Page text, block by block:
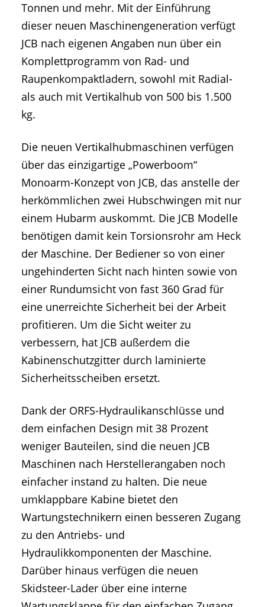
Tonnen und mehr. Mit der Einführung
dieser neuen Maschinengeneration verfügt
JCB nach eigenen Angaben nun über ein
Komplettprogramm von Rad- und
Raupenkompaktladern, sowohl mit Radial-
als auch mit Vertikalhub von 500 bis 1.500
kg.
Die neuen Vertikalhubmaschinen verfügen
über das einzigartige „Powerboom“
Monoarm-Konzept von JCB, das anstelle der
herkömmlichen zwei Hubschwingen mit nur
einem Hubarm auskommt. Die JCB Modelle
benötigen damit kein Torsionsrohr am Heck
der Maschine. Der Bediener so von einer
ungehinderten Sicht nach hinten sowie von
einer Rundumsicht von fast 360 Grad für
eine unerreichte Sicherheit bei der Arbeit
profitieren. Um die Sicht weiter zu
verbessern, hat JCB außerdem die
Kabinenschutzgitter durch laminierte
Sicherheitsscheiben ersetzt.
Dank der ORFS-Hydraulikanschlüsse und
dem einfachen Design mit 38 Prozent
weniger Bauteilen, sind die neuen JCB
Maschinen nach Herstellerangaben noch
einfacher instand zu halten. Die neue
umklappbare Kabine bietet den
Wartungstechnikern einen besseren Zugang
zu den Antriebs- und
Hydraulikkomponenten der Maschine.
Darüber hinaus verfügen die neuen
Skidsteer-Lader über eine interne